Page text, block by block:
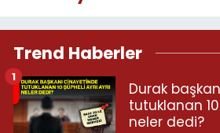
Trend Haberler
Durak
tutuklanan
neler dedi?
1